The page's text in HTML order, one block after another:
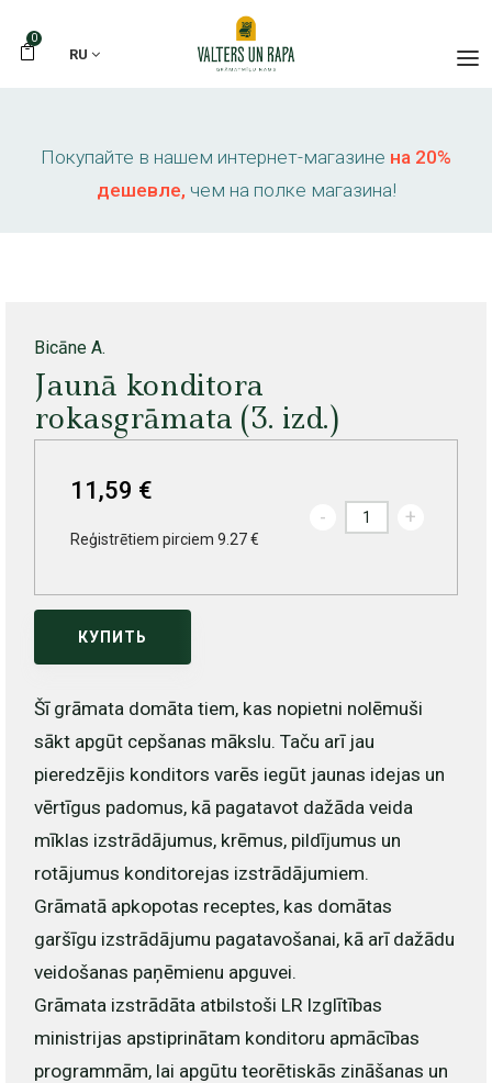
0
RU
Покупайте в нашем интернет-магазине на 20%
дешевле, чем на полке магазина!
Bicāne A.
Jaunā konditora
rokasgrāmata (3. izd.)
11,59 €
Reģistrētiem pirciem 9.27 €
- +
КУПИТЬ
Šī grāmata domāta tiem, kas nopietni nolēmuši
sākt apgūt cepšanas mākslu. Taču arī jau
pieredzējis konditors varēs iegūt jaunas idejas un
vērtīgus padomus, kā pagatavot dažāda veida
mīklas izstrādājumus, krēmus, pildījumus un
rotājumus konditorejas izstrādājumiem.
Grāmatā apkopotas receptes, kas domātas
garšīgu izstrādājumu pagatavošanai, kā arī dažādu
veidošanas paņēmienu apguvei.
Grāmata izstrādāta atbilstoši LR Izglītības
ministrijas apstiprinātam konditoru apmācības
programmām, lai apgūtu teorētiskās zināšanas un